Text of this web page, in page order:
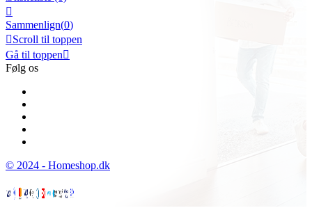

Sammenlign(0)
Scroll til toppen
Gå til toppen
Følg os
© 2024 - Homeshop.dk